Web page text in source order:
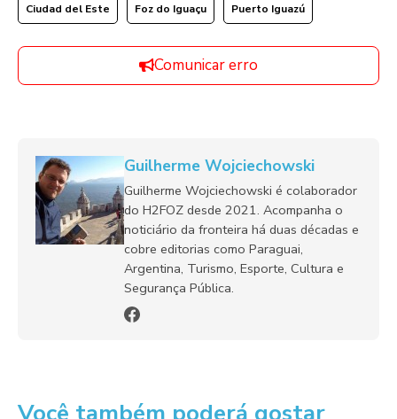
Ciudad del Este Foz do Iguaçu Puerto Iguazú
Comunicar erro
Guilherme Wojciechowski
Guilherme Wojciechowski é colaborador
do H2FOZ desde 2021. Acompanha o
noticiário da fronteira há duas décadas e
cobre editorias como Paraguai,
Argentina, Turismo, Esporte, Cultura e
Segurança Pública.